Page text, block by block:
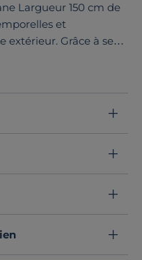
Largueur 150 cm de
et
Grâce à ses
accueillir jusqu’à 3
de 150 cm. Ce
résistance. Il sera
: